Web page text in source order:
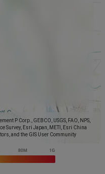
P Corp., GEBCO, USGS, FAO, NPS,
Survey, Esri Japan, METI, Esri China
and the GIS User Community